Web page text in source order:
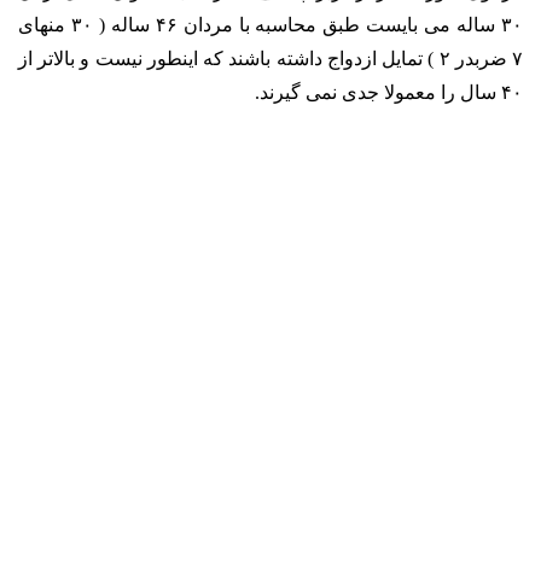
۳۰ ساله می بایست طبق محاسبه با مردان ۴۶ ساله ( ۳۰ منهای
۷ ضربدر ۲ ) تمایل ازدواج داشته باشند که اینطور نیست و بالاتر از
۴۰ سال را معمولا جدی نمی گیرند.